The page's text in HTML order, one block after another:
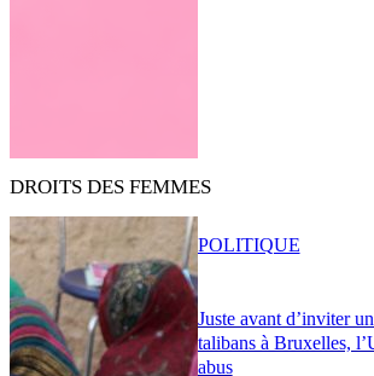
DROITS DES FEMMES
Juste avant d’inviter
talibans à Bruxelles,
abus
POLITIQUE